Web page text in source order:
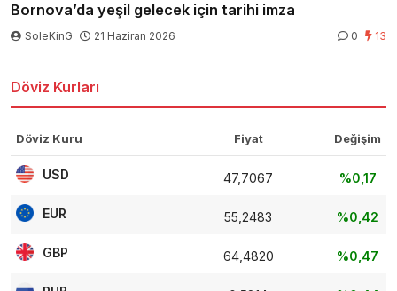
Bornova’da yeşil gelecek için tarihi imza
SoleKinG 21 Haziran 2026 0 13
Döviz Kurları
Döviz Kuru Fiyat Değişim
USD 47,7067 %0,17
EUR 55,2483 %0,42
GBP 64,4820 %0,47